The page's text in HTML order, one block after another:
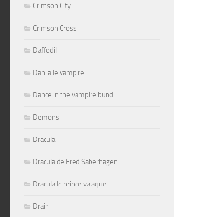
Crimson City
Crimson Cross
Daffodil
Dahlia le vampire
Dance in the vampire bund
Demons
Dracula
Dracula de Fred Saberhagen
Dracula le prince valaque
Drain